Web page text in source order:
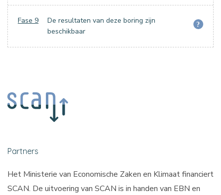
Fase 9
De resultaten van deze boring zijn
beschikbaar
?
Partners
Het Ministerie van Economische Zaken en Klimaat financiert
SCAN. De uitvoering van SCAN is in handen van EBN en